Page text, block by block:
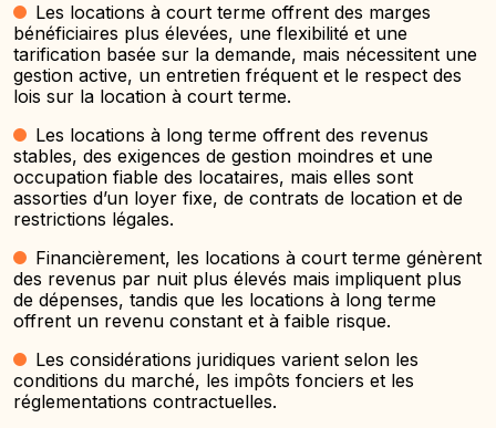
Les locations à court terme offrent des marges
bénéficiaires plus élevées, une flexibilité et une
tarification basée sur la demande, mais nécessitent une
gestion active, un entretien fréquent et le respect des
lois sur la location à court terme.
Les locations à long terme offrent des revenus
stables, des exigences de gestion moindres et une
occupation fiable des locataires, mais elles sont
assorties d’un loyer fixe, de contrats de location et de
restrictions légales.
Financièrement, les locations à court terme génèrent
des revenus par nuit plus élevés mais impliquent plus
de dépenses, tandis que les locations à long terme
offrent un revenu constant et à faible risque.
Les considérations juridiques varient selon les
conditions du marché, les impôts fonciers et les
réglementations contractuelles.